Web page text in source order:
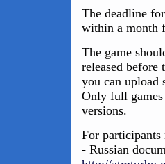
The deadline
within a month
The game
released before
you can upload
Only full
versions.
For
- Russian